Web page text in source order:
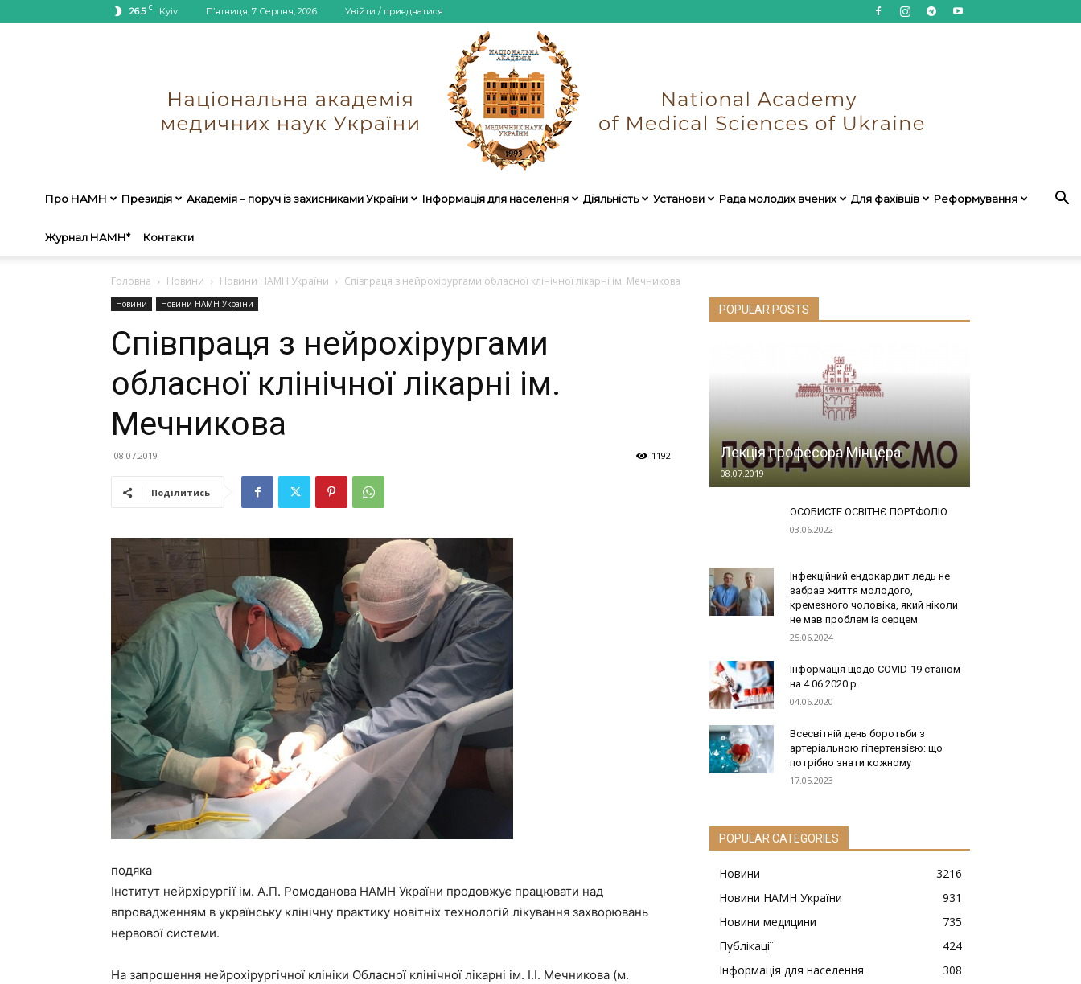
26.5 C Kyiv П’ятниця, 7 Серпня, 2026 Увійти / приєднатися
України
Про НАМН Президія Академія – поруч із захисниками України Інформація для населення Діяльність Установи Рада молодих вчених Для фахівців Реформування
Журнал НАМН* Контакти
Головна Новини Новини НАМН України Співпраця з нейрохірургами обласної клінічної лікарні ім. Мечникова
Новини Новини НАМН України
Співпраця з нейрохірургами
обласної клінічної лікарні ім.
Мечникова
08.07.2019 1192
Поділитись
подяка
Інститут нейрхірургії ім. А.П. Ромоданова НАМН України продовжує працювати над
впровадженням в українську клінічну практику новітніх технологій лікування захворювань
нервової системи.
На запрошення нейрохірургічної клініки Обласної клінічної лікарні ім. І.І. Мечникова (м.
POPULAR POSTS
Лекція професора Мінцера
08.07.2019
ОСОБИСТЕ ОСВІТНЄ ПОРТФОЛІО
03.06.2022
Інфекційний ендокардит ледь не
забрав життя молодого,
кремезного чоловіка, який ніколи
не мав проблем із серцем
25.06.2024
Інформація щодо COVID-19 станом
на 4.06.2020 р.
04.06.2020
Всесвітній день боротьби з
артеріальною гіпертензією: що
потрібно знати кожному
17.05.2023
POPULAR CATEGORIES
Новини
3216
Новини НАМН України
931
Новини медицини
735
Публікації
424
Інформація для населення
308